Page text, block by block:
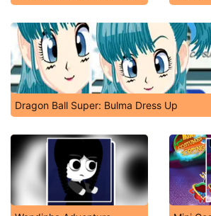
Dragon Ball Super: Bulma Dress Up